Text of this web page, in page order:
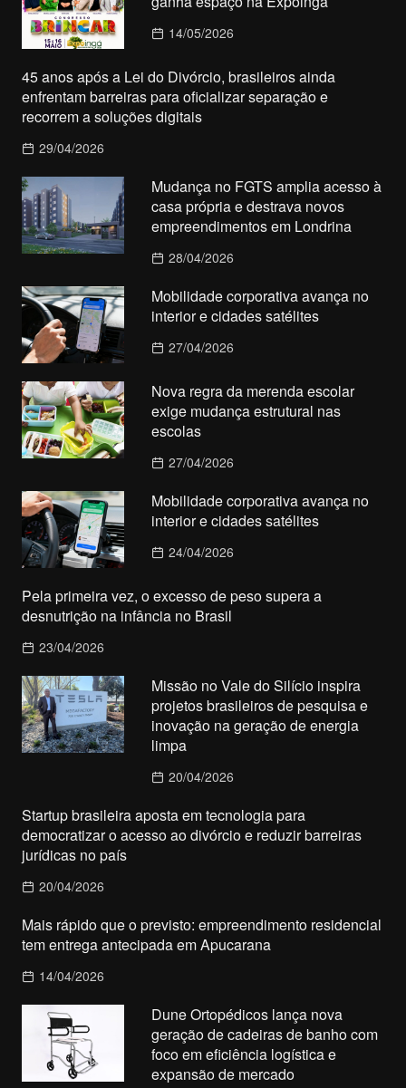
14/05/2026
45 anos após a Lei do Divórcio, brasileiros ainda
enfrentam barreiras para oficializar separação e
recorrem a soluções digitais
29/04/2026
Mudança no FGTS amplia acesso à
casa própria e destrava novos
empreendimentos em Londrina
28/04/2026
Mobilidade corporativa avança no
interior e cidades satélites
27/04/2026
Nova regra da merenda escolar
exige mudança estrutural nas
escolas
27/04/2026
Mobilidade corporativa avança no
interior e cidades satélites
24/04/2026
Pela primeira vez, o excesso de peso supera a
desnutrição na infância no Brasil
23/04/2026
Missão no Vale do Silício inspira
projetos brasileiros de pesquisa e
inovação na geração de energia
limpa
20/04/2026
Startup brasileira aposta em tecnologia para
democratizar o acesso ao divórcio e reduzir barreiras
jurídicas no país
20/04/2026
Mais rápido que o previsto: empreendimento residencial
tem entrega antecipada em Apucarana
14/04/2026
Dune Ortopédicos lança nova
geração de cadeiras de banho com
foco em eficiência logística e
expansão de mercado